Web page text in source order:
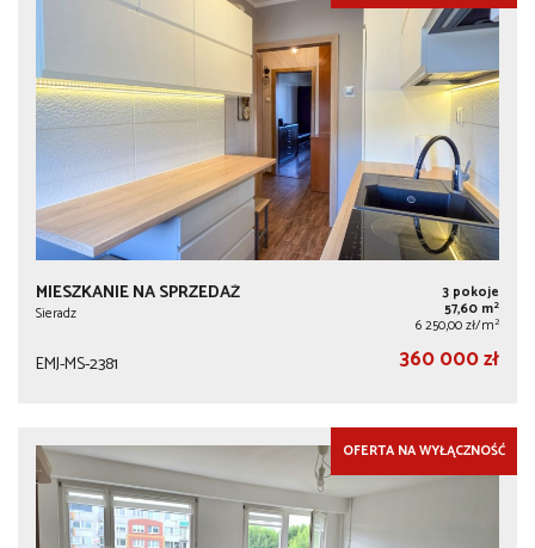
MIESZKANIE NA SPRZEDAŻ
Sieradz
3 pokoje
57,60 m2
6 250,00 zł/m2
EMJ-MS-2381 360 000 zł
OFERTA NA WYŁĄCZNOŚĆ